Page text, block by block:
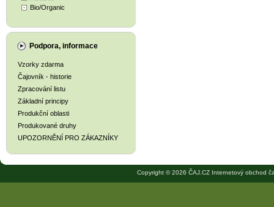
Bio/Organic
Podpora, informace
Vzorky zdarma
Čajovník - historie
Zpracování listu
Základní principy
Produkční oblasti
Produkované druhy
UPOZORNĚNÍ PRO ZÁKAZNÍKY
Copyright © 2026 ČAJ.CZ Internetový obchod